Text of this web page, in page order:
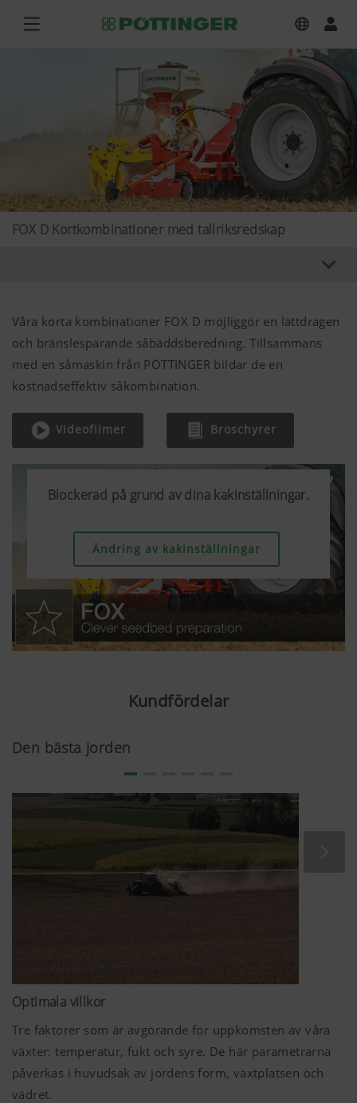
FOX D Kortkombinationer med tallriksredskap
Våra korta kombinationer FOX D möjliggör en lättdragen
och bränslesparande såbäddsberedning. Tillsammans
med en såmaskin från PÖTTINGER bildar de en
kostnadseffektiv såkombination.
Videofilmer Broschyrer
Blockerad på grund av dina kakinställningar.
Ändring av kakinställningar
Blockerad på grund av dina kakinställningar.
Ändring av kakinställningar
Blockerad på grund av dina kakinställningar.
Ändring av kakinställningar
Kundfördelar
Den bästa jorden
Optimala villkor
Tre faktorer som är avgörande för uppkomsten av våra
växter: temperatur, fukt och syre. De här parametrarna
påverkas i huvudsak av jordens form, växtplatsen och
vädret.